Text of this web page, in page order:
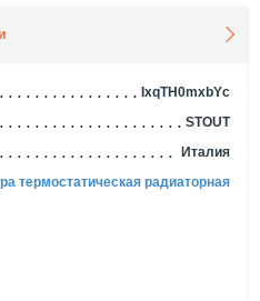
IxqTH0mxbYc
STOUT
Италия
термостатическая радиаторная